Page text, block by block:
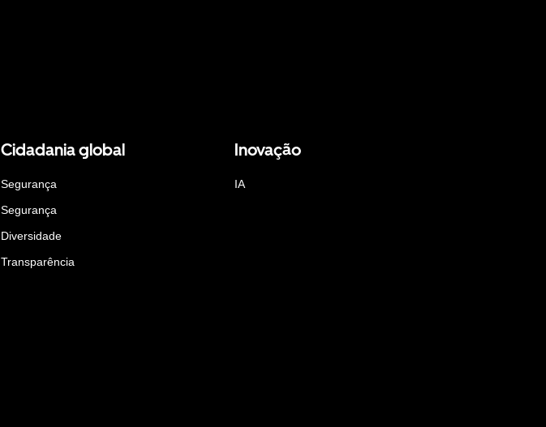
Cidadania global
Segurança
Segurança
Diversidade
Transparência
Inovação
IA